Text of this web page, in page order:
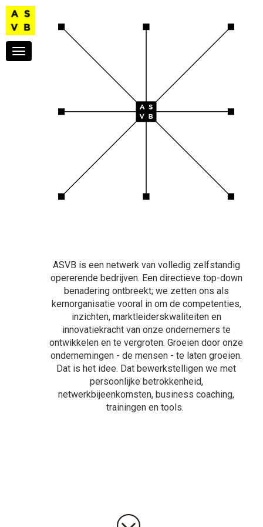
ASVB is een netwerk van volledig zelfstandig
opererende bedrijven. Een directieve top-down
benadering ontbreekt; we zetten ons als
kernorganisatie vooral in om de competenties,
inzichten, marktleiderskwaliteiten en
innovatiekracht van onze ondernemers te
ontwikkelen en te vergroten. Groeien door onze
ondernemingen - de mensen - te laten groeien.
Dat is het idee. Dat bewerkstelligen we met
persoonlijke betrokkenheid,
netwerkbijeenkomsten, business coaching,
trainingen en tools.